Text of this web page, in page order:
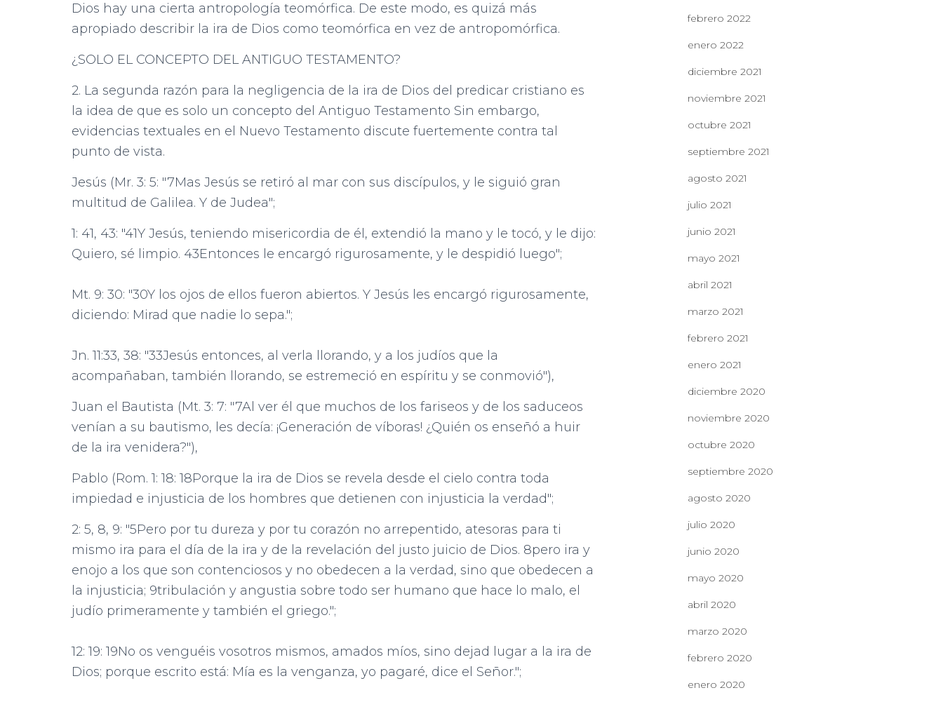
Dios hay una cierta antropología teomórfica. De este modo, es quizá más
apropiado describir la ira de Dios como teomórfica en vez de antropomórfica.
¿SOLO EL CONCEPTO DEL ANTIGUO TESTAMENTO?
2. La segunda razón para la negligencia de la ira de Dios del predicar cristiano es
la idea de que es solo un concepto del Antiguo Testamento Sin embargo,
evidencias textuales en el Nuevo Testamento discute fuertemente contra tal
punto de vista.
Jesús (Mr. 3: 5: "7Mas Jesús se retiró al mar con sus discípulos, y le siguió gran
multitud de Galilea. Y de Judea";
1: 41, 43: "41Y Jesús, teniendo misericordia de él, extendió la mano y le tocó, y le dijo:
Quiero, sé limpio. 43Entonces le encargó rigurosamente, y le despidió luego";
Mt. 9: 30: "30Y los ojos de ellos fueron abiertos. Y Jesús les encargó rigurosamente,
diciendo: Mirad que nadie lo sepa.";
Jn. 11:33, 38: "33Jesús entonces, al verla llorando, y a los judíos que la
acompañaban, también llorando, se estremeció en espíritu y se conmovió"),
Juan el Bautista (Mt. 3: 7: "7Al ver él que muchos de los fariseos y de los saduceos
venían a su bautismo, les decía: ¡Generación de víboras! ¿Quién os enseñó a huir
de la ira venidera?"),
Pablo (Rom. 1: 18: 18Porque la ira de Dios se revela desde el cielo contra toda
impiedad e injusticia de los hombres que detienen con injusticia la verdad";
2: 5, 8, 9: "5Pero por tu dureza y por tu corazón no arrepentido, atesoras para ti
mismo ira para el día de la ira y de la revelación del justo juicio de Dios. 8pero ira y
enojo a los que son contenciosos y no obedecen a la verdad, sino que obedecen a
la injusticia; 9tribulación y angustia sobre todo ser humano que hace lo malo, el
judío primeramente y también el griego.";
12: 19: 19No os venguéis vosotros mismos, amados míos, sino dejad lugar a la ira de
Dios; porque escrito está: Mía es la venganza, yo pagaré, dice el Señor.";
febrero 2022
enero 2022
diciembre 2021
noviembre 2021
octubre 2021
septiembre 2021
agosto 2021
julio 2021
junio 2021
mayo 2021
abril 2021
marzo 2021
febrero 2021
enero 2021
diciembre 2020
noviembre 2020
octubre 2020
septiembre 2020
agosto 2020
julio 2020
junio 2020
mayo 2020
abril 2020
marzo 2020
febrero 2020
enero 2020